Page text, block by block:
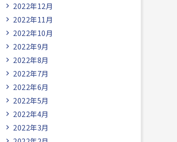
2022年12月
2022年11月
2022年10月
2022年9月
2022年8月
2022年7月
2022年6月
2022年5月
2022年4月
2022年3月